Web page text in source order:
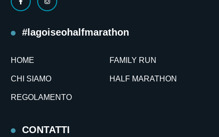
#lagoiseohalfmarathon
HOME FAMILY RUN
CHI SIAMO HALF MARATHON
REGOLAMENTO
CONTATTI